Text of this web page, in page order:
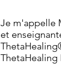
Je m'appelle
et